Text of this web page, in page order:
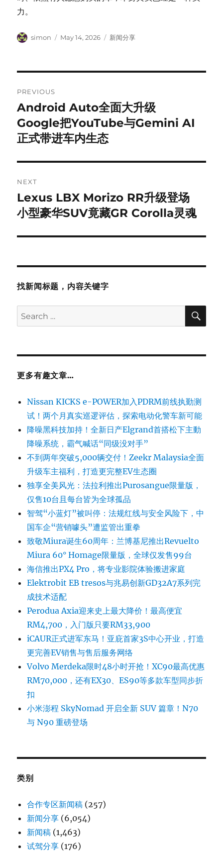
力。
Author
simon
Posted
May 14, 2026 Categories
新闻分享
navigation
PREVIOUS
Previous
post:
Android Auto全面大升级
Google把YouTube与Gemini AI
正式带进车内生态
NEXT
Next
post:
Lexus LBX Morizo RR升级登场
小型豪华SUV竟藏GR Corolla灵魂
找新闻标题，内容关键字
Search
for:
更多有趣文章…
Nissan KICKS e-POWER加入PDRM前线执勤测
试！两个月真实巡逻评估，探索电动化警车新可能
降噪黑科技加持！全新日产Elgrand首搭松下主動
降噪系统，霸气喊话“同级没对手”
不到两年突破5,000辆交付！Zeekr Malaysia全面
升级车主福利，打造更完整EV生态圈
独享全美风光：法拉利推出Purosangue限量版，
仅售10台且每台皆为全球孤品
智驾“小蓝灯”被叫停：法规红线与安全风险下，中
国车企“营销噱头”遭监管出重拳
致敬Miura诞生60周年：兰博基尼推出Revuelto
Miura 60° Homage限量版，全球仅发售99台
海信推出PX4 Pro，将专业影院体验搬进家庭
Elektrobit EB tresos与兆易创新GD32A7系列完
成技术适配
Perodua Axia迎来史上最大降价！最高便宜
RM4,700，入门版只要RM33,900
iCAUR正式进军东马！亚庇首家3S中心开业，打造
更完善EV销售与售后服务网络
Volvo Merdeka限时48小时开抢！XC90最高优惠
RM70,000，还有EX30、ES90等多款车型同步折
扣
小米澎程 SkyNomad 开启全新 SUV 篇章！N70
与 N90 重磅登场
类别
合作专区新闻稿 (257)
新闻分享 (6,054)
新闻稿 (1,463)
试驾分享 (176)